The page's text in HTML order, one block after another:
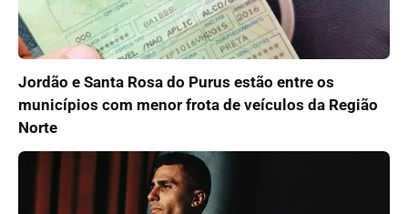
Jordão e Santa Rosa do Purus estão entre os
municípios com menor frota de veículos da Região
Norte